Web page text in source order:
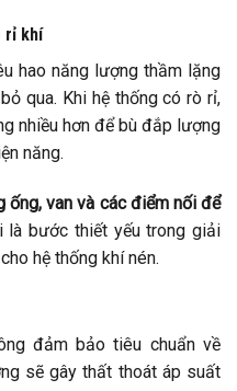
rỉ khí
hao năng lượng thầm lặng
qua. Khi hệ thống có rò rỉ,
nhiều hơn để bù đắp lượng
năng.
ống, van và các điểm nối để
bước thiết yếu trong giải
hệ thống khí nén.
đảm bảo tiêu chuẩn về
sẽ gây thất thoát áp suất